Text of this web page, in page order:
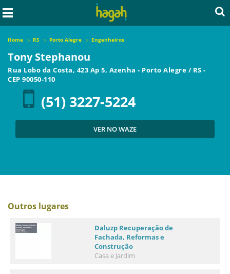
Home RS Porto Alegre Engenheiros
Tony Stephanou
Rua Lobo da Costa, 423 Ap 5, Azenha - Porto Alegre / RS -
CEP 90050-110
(51) 3227-5224
VER NO WAZE
Outros lugares
Daluzp Recuperação de
Fachada, Reformas e
Construção
Casa e Jardim